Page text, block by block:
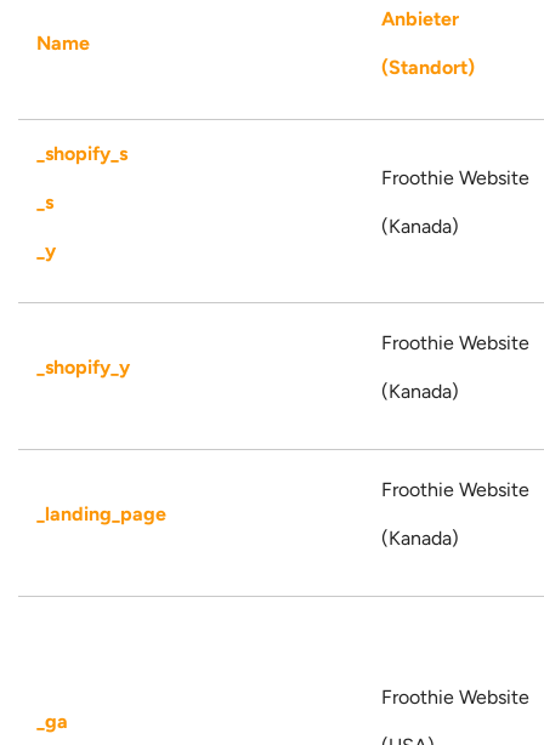
Name
Anbieter
(Standort)
_shopify_s
_s
_y
Froothie Website
(Kanada)
_shopify_y
Froothie Website
(Kanada)
_landing_page
Froothie Website
(Kanada)
_ga
Froothie Website